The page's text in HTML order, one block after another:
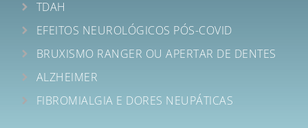
TDAH
EFEITOS NEUROLÓGICOS PÓS-COVID
BRUXISMO RANGER OU APERTAR DE DENTES
ALZHEIMER
FIBROMIALGIA E DORES NEUPÁTICAS